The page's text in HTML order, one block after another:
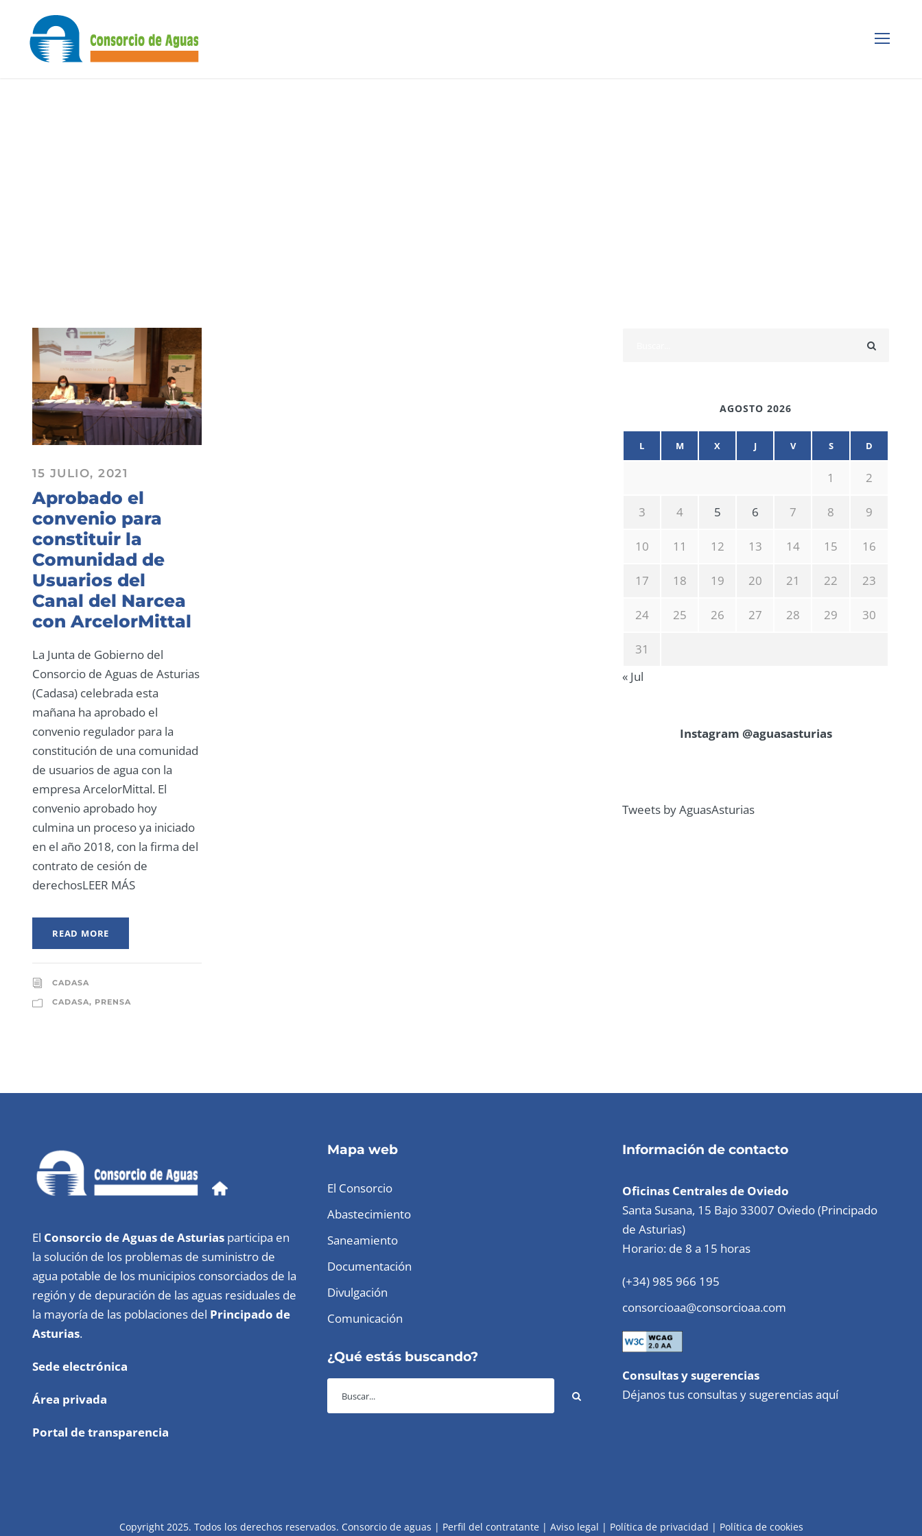
15 JULIO, 2021
Aprobado el
convenio para
constituir la
Comunidad de
Usuarios del
Canal del Narcea
con ArcelorMittal
La Junta de Gobierno del
Consorcio de Aguas de Asturias
(Cadasa) celebrada esta
mañana ha aprobado el
convenio regulador para la
constitución de una comunidad
de usuarios de agua con la
empresa ArcelorMittal. El
convenio aprobado hoy
culmina un proceso ya iniciado
en el año 2018, con la firma del
contrato de cesión de
derechosLEER MÁS
READ MORE
CADASA
CADASA, PRENSA
AGOSTO 2026
L M X J V S D
1 2
3 4 5 6 7 8 9
10 11 12 13 14 15 16
17 18 19 20 21 22 23
24 25 26 27 28 29 30
31
« Jul
Instagram @aguasasturias
Tweets by AguasAsturias
El Consorcio de Aguas de Asturias participa en
la solución de los problemas de suministro de
agua potable de los municipios consorciados de la
región y de depuración de las aguas residuales de
la mayoría de las poblaciones del Principado de
Asturias.
Sede electrónica
Área privada
Portal de transparencia
Mapa web
El Consorcio
Abastecimiento
Saneamiento
Documentación
Divulgación
Comunicación
¿Qué estás buscando?
Información de contacto
Oficinas Centrales de Oviedo
Santa Susana, 15 Bajo 33007 Oviedo (Principado
de Asturias)
Horario: de 8 a 15 horas
(+34) 985 966 195
consorcioaa@consorcioaa.com
Consultas y sugerencias
Déjanos tus consultas y sugerencias aquí
Copyright 2025. Todos los derechos reservados. Consorcio de aguas | Perfil del contratante| Aviso legal | Política de privacidad | Política de cookies